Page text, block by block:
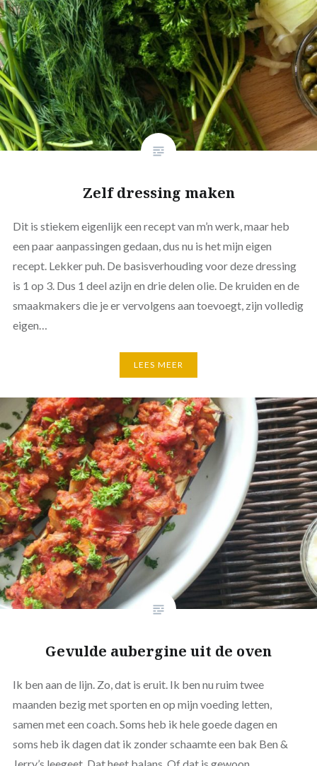
Zelf dressing maken
Dit is stiekem eigenlijk een recept van m’n werk, maar heb
een paar aanpassingen gedaan, dus nu is het mijn eigen
recept. Lekker puh. De basisverhouding voor deze dressing
is 1 op 3. Dus 1 deel azijn en drie delen olie. De kruiden en de
smaakmakers die je er vervolgens aan toevoegt, zijn volledig
eigen…
LEES MEER
Gevulde aubergine uit de oven
Ik ben aan de lijn. Zo, dat is eruit. Ik ben nu ruim twee
maanden bezig met sporten en op mijn voeding letten,
samen met een coach. Soms heb ik hele goede dagen en
soms heb ik dagen dat ik zonder schaamte een bak Ben &
Jerry’s leegeet. Dat heet balans. Of dat is gewoon…